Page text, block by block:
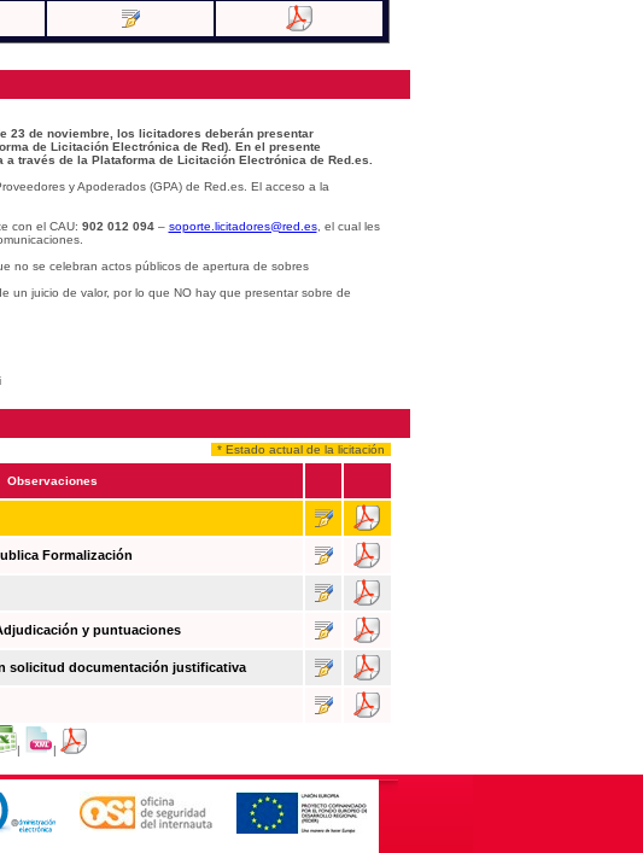
23 de noviembre, los licitadores deberán presentar
de Licitación Electrónica de Red). En el presente
través de la Plataforma de Licitación Electrónica de Red.es.
y Apoderados (GPA) de Red.es. El acceso a la
con el CAU: 902 012 094– soporte.licitadores@red.es, el cual les
no se celebran actos públicos de apertura de sobres
un juicio de valor, por lo que NO hay que presentar sobre de
* Estado actual de la licitación
Observaciones
Formalización
y puntuaciones
solicitud documentación justificativa
| |